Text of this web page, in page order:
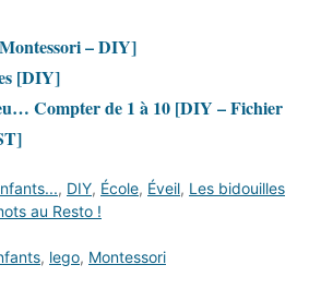
– DIY]
[DIY]
Compter de 1 à 10 [DIY – Fichier
, DIY, École, Éveil, Les bidouilles
au Resto !
, lego, Montessori